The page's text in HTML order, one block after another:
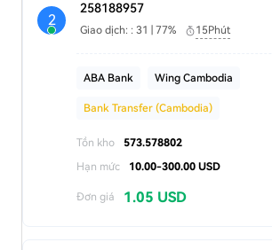
2
258188957
Giao dịch: : 31 | 77% 15Phút
ABA Bank Wing Cambodia
Bank Transfer (Cambodia)
Tồn kho
573.578802
Hạn mức
10.00-300.00 USD
Đơn giá 1.05 USD